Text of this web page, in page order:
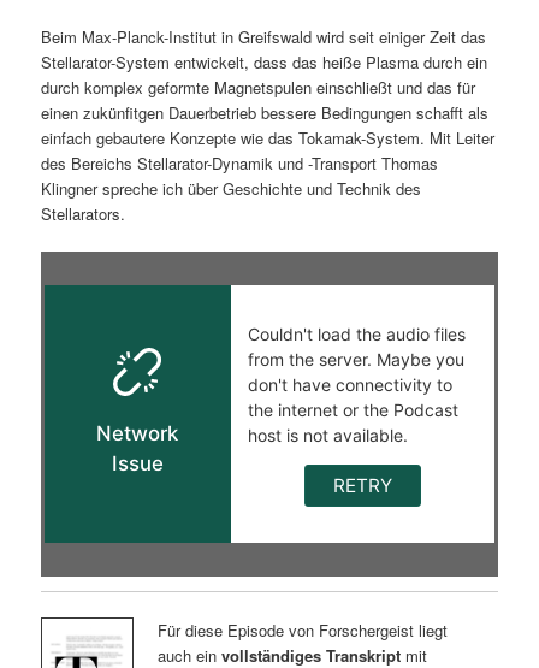
i
n
g
e
p
r
i
n
Beim Max-Planck-Institut in Greifswald wird seit einiger Zeit das
Stellarator-System entwickelt, dass das heiße Plasma durch ein
durch komplex geformte Magnetspulen einschließt und das für
einen zukünfitgen Dauerbetrieb bessere Bedingungen schafft als
einfach gebautere Konzepte wie das Tokamak-System. Mit Leiter
des Bereichs Stellarator-Dynamik und -Transport Thomas
Klingner spreche ich über Geschichte und Technik des
Stellarators.
Für diese Episode von Forschergeist liegt
auch ein vollständiges Transkriptmit